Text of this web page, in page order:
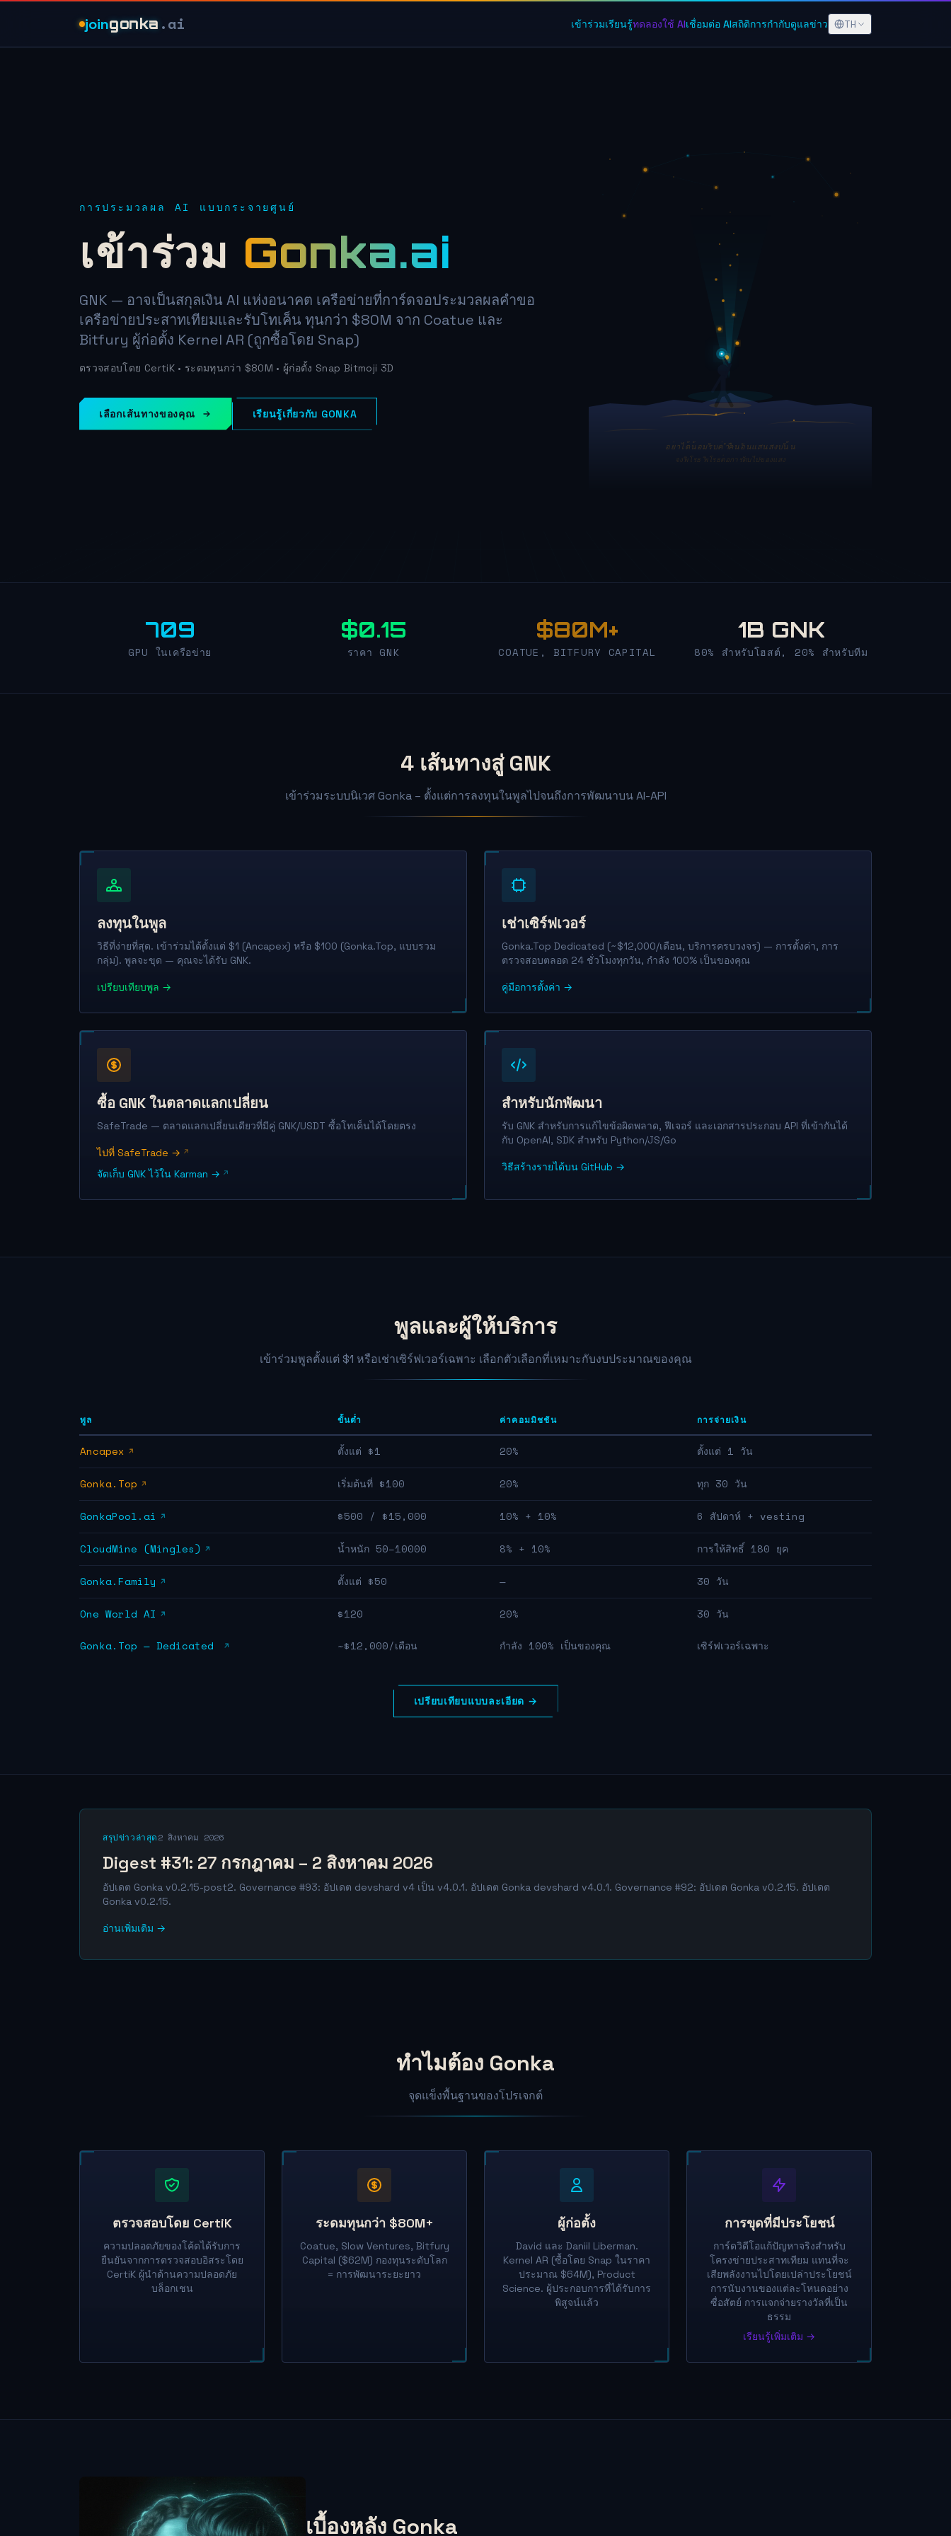
joingonka .ai เข้าร่วมเรียนรู้ทดลองใช้ AIเชื่อมต่อ AIสถิติการกำกับดูแลข่าว TH
การประมวลผล AI แบบกระจายศูนย์
เข้าร่วม Gonka.ai
GNK — อาจเป็นสกุลเงิน AI แห่งอนาคต เครือข่ายที่การ์ดจอประมวลผลคำขอ
เครือข่ายประสาทเทียมและรับโทเค็น ทุนกว่า $80M จาก Coatue และ
Bitfury ผู้ก่อตั้ง Kernel AR (ถูกซื้อโดย Snap)
ตรวจสอบโดย CertiK • ระดมทุนกว่า $80M • ผู้ก่อตั้ง Snap Bitmoji 3D
เลือกเส้นทางของคุณ เรียนรู้เกี่ยวกับ GONKA
อย่าได้น้อมรับค่ำคืนอันแสนสงบนั้น
จงพิโรธ พิโรธต่อการดับไปของแสง
709
GPU ในเครือข่าย
$0.15
ราคา GNK
$80M+
COATUE, BITFURY CAPITAL
1B GNK
80% สำหรับโฮสต์, 20% สำหรับทีม
4 เส้นทางสู่ GNK
เข้าร่วมระบบนิเวศ Gonka – ตั้งแต่การลงทุนในพูลไปจนถึงการพัฒนาบน AI-API
ลงทุนในพูล
วิธีที่ง่ายที่สุด. เข้าร่วมได้ตั้งแต่ $1 (Ancapex) หรือ $100 (Gonka.Top, แบบรวม
กลุ่ม). พูลจะขุด — คุณจะได้รับ GNK.
เปรียบเทียบพูล →
เช่าเซิร์ฟเวอร์
Gonka.Top Dedicated (~$12,000/เดือน, บริการครบวงจร) — การตั้งค่า, การ
ตรวจสอบตลอด 24 ชั่วโมงทุกวัน, กำลัง 100% เป็นของคุณ
คู่มือการตั้งค่า →
ซื้อ GNK ในตลาดแลกเปลี่ยน
SafeTrade — ตลาดแลกเปลี่ยนเดียวที่มีคู่ GNK/USDT ซื้อโทเค็นได้โดยตรง
ไปที่ SafeTrade →
จัดเก็บ GNK ไว้ใน Karman →
สำหรับนักพัฒนา
รับ GNK สำหรับการแก้ไขข้อผิดพลาด, ฟีเจอร์ และเอกสารประกอบ API ที่เข้ากันได้
กับ OpenAI, SDK สำหรับ Python/JS/Go
วิธีสร้างรายได้บน GitHub →
พูลและผู้ให้บริการ
เข้าร่วมพูลตั้งแต่ $1 หรือเช่าเซิร์ฟเวอร์เฉพาะ เลือกตัวเลือกที่เหมาะกับงบประมาณของคุณ
พูล ขั้นต่ำ ค่าคอมมิชชัน การจ่ายเงิน
Ancapex ตั้งแต่ $1 20% ตั้งแต่ 1 วัน
Gonka.Top เริ่มต้นที่ $100 20% ทุก 30 วัน
GonkaPool.ai $500 / $15,000 10% + 10% 6 สัปดาห์ + vesting
CloudMine (Mingles) น้ำหนัก 50–10000 8% + 10% การให้สิทธิ์ 180 ยุค
Gonka.Family ตั้งแต่ $50 — 30 วัน
One World AI $120 20% 30 วัน
Gonka.Top — Dedicated ~$12,000/เดือน กำลัง 100% เป็นของคุณ เซิร์ฟเวอร์เฉพาะ
เปรียบเทียบแบบละเอียด →
สรุปข่าวล่าสุด2 สิงหาคม 2026
Digest #31: 27 กรกฎาคม – 2 สิงหาคม 2026
อัปเดต Gonka v0.2.15-post2. Governance #93: อัปเดต devshard v4 เป็น v4.0.1. อัปเดต Gonka devshard v4.0.1. Governance #92: อัปเดต Gonka v0.2.15. อัปเดต
Gonka v0.2.15.
อ่านเพิ่มเติม →
ทำไมต้อง Gonka
จุดแข็งพื้นฐานของโปรเจกต์
ตรวจสอบโดย CertiK
ความปลอดภัยของโค้ดได้รับการ
ยืนยันจากการตรวจสอบอิสระโดย
CertiK ผู้นำด้านความปลอดภัย
บล็อกเชน
ระดมทุนกว่า $80M+
Coatue, Slow Ventures, Bitfury
Capital ($62M) กองทุนระดับโลก
= การพัฒนาระยะยาว
ผู้ก่อตั้ง
David และ Daniil Liberman.
Kernel AR (ซื้อโดย Snap ในราคา
ประมาณ $64M), Product
Science. ผู้ประกอบการที่ได้รับการ
พิสูจน์แล้ว
การขุดที่มีประโยชน์
การ์ดวิดีโอแก้ปัญหาจริงสำหรับ
โครงข่ายประสาทเทียม แทนที่จะ
เสียพลังงานไปโดยเปล่าประโยชน์
การนับงานของแต่ละโหนดอย่าง
ซื่อสัตย์ การแจกจ่ายรางวัลที่เป็น
ธรรม
เรียนรู้เพิ่มเติม →
เบื้องหลัง Gonka